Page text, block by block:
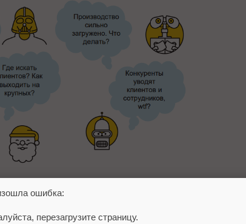
На этом этапе руководители приходят к пониманию,
да, то где они описаны? А помогают ли они
ошибка:
перезагрузите страницу.